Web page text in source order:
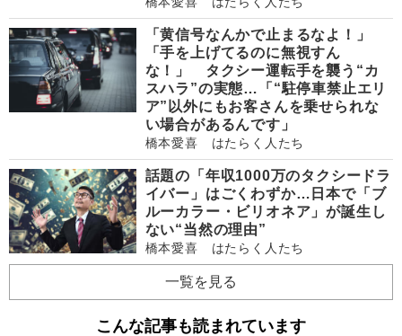
「黄信号なんかで止まるなよ！」
「手を上げてるのに無視すん
な！」 タクシー運転手を襲う“カ
スハラ”の実態…「“駐停車禁止エリ
ア”以外にもお客さんを乗せられな
い場合があるんです」
橋本愛喜 はたらく人たち
話題の「年収1000万のタクシードラ
イバー」はごくわずか…日本で「ブ
ルーカラー・ビリオネア」が誕生し
ない“当然の理由”
橋本愛喜 はたらく人たち
一覧を見る
こんな記事も読まれています